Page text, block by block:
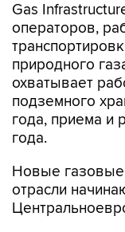
Gas
операторов,
природного
охватывает
подземного
года, приема и
года.
Новые газовые
отрасли